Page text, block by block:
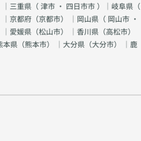
｜三重県（津市 ・ 四日市市）｜岐阜県（
｜京都府（京都市） ｜岡山県（ 岡山市 ・
｜愛媛県（松山市） ｜香川県（高松市）
本県（熊本市） ｜大分県（大分市） ｜鹿